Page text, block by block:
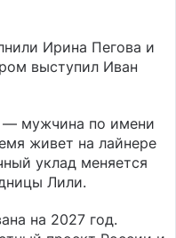
Ирина Пегова и
выступил Иван
— мужчина по имени
живет на лайнере
уклад меняется
Лили.
на 2027 год.